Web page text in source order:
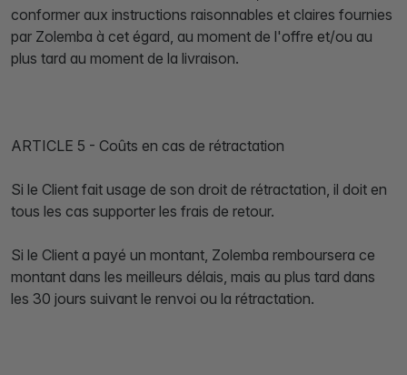
conformer aux instructions raisonnables et claires fournies
par Zolemba à cet égard, au moment de l'offre et/ou au
plus tard au moment de la livraison.
ARTICLE 5 - Coûts en cas de rétractation
Si le Client fait usage de son droit de rétractation, il doit en
tous les cas supporter les frais de retour.
Si le Client a payé un montant, Zolemba remboursera ce
montant dans les meilleurs délais, mais au plus tard dans
les 30 jours suivant le renvoi ou la rétractation.